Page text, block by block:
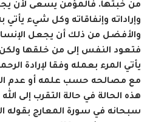
من خبثها. فالمؤمن يسعى لأن
وإراداته وإنفاقاته وكل شيء يأتي
والأفضل من ذلك أن يجعل
فتعود النفس إلى من خلقها ولكن
يأتي المرء بعمله وفقا لإرادة
مع مصالحه حسب علمه أو عدم
هذه الحالة في حالة التقرب إلى
سبحانه في سورة المعارج بقوله